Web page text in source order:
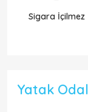
Sigara İçilmez
Yatak